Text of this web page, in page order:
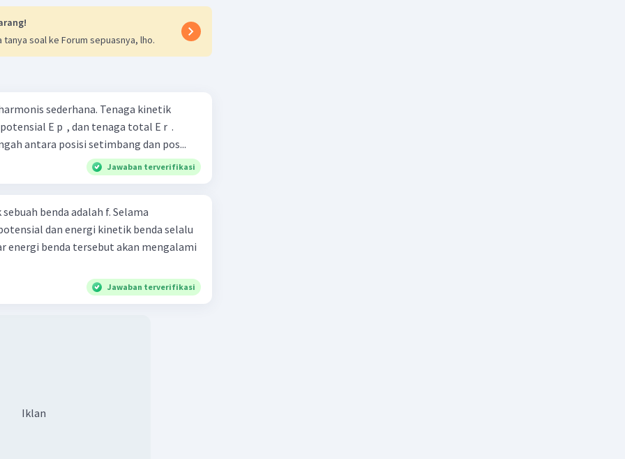
tanya soal ke Forum sepuasnya, lho.
sederhana. Tenaga kinetik
E p ​ , dan tenaga total E r ​ .
antara posisi setimbang dan pos...
Jawaban terverifikasi
benda adalah f. Selama
dan energi kinetik benda selalu
energi benda tersebut akan mengalami
Jawaban terverifikasi
Iklan